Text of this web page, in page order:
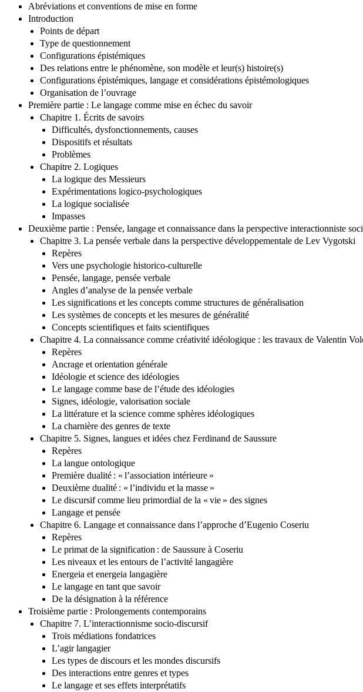
Abréviations et conventions de mise en forme
Introduction
Points de départ
Type de questionnement
Configurations épistémiques
Des relations entre le phénomène, son modèle et leur(s) histoire(s)
Configurations épistémiques, langage et considérations épistémologiques
Organisation de l’ouvrage
Première partie : Le langage comme mise en échec du savoir
Chapitre 1. Écrits de savoirs
Difficultés, dysfonctionnements, causes
Dispositifs et résultats
Problèmes
Chapitre 2. Logiques
La logique des Messieurs
Expérimentations logico-psychologiques
La logique socialisée
Impasses
Deuxième partie : Pensée, langage et connaissance dans la perspective interactionniste
Chapitre 3. La pensée verbale dans la perspective développementale de Lev Vygotski
Repères
Vers une psychologie historico-culturelle
Pensée, langage, pensée verbale
Angles d’analyse de la pensée verbale
Les significations et les concepts comme structures de généralisation
Les systèmes de concepts et les mesures de généralité
Concepts scientifiques et faits scientifiques
Chapitre 4. La connaissance comme créativité idéologique : les travaux de Valentin
Repères
Ancrage et orientation générale
Idéologie et science des idéologies
Le langage comme base de l’étude des idéologies
Signes, idéologie, valorisation sociale
La littérature et la science comme sphères idéologiques
La charnière des genres de texte
Chapitre 5. Signes, langues et idées chez Ferdinand de Saussure
Repères
La langue ontologique
Première dualité : « l’association intérieure »
Deuxième dualité : « l’individu et la masse »
Le discursif comme lieu primordial de la « vie » des signes
Langage et pensée
Chapitre 6. Langage et connaissance dans l’approche d’Eugenio Coseriu
Repères
Le primat de la signification : de Saussure à Coseriu
Les niveaux et les entours de l’activité langagière
Energeia et energeia langagière
Le langage en tant que savoir
De la désignation à la référence
Troisième partie : Prolongements contemporains
Chapitre 7. L’interactionnisme socio-discursif
Trois médiations fondatrices
L’agir langagier
Les types de discours et les mondes discursifs
Des interactions entre genres et types
Le langage et ses effets interprétatifs